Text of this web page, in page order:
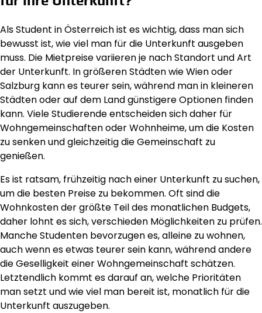
Als Student in Österreich ist es wichtig, dass man sich
bewusst ist, wie viel man für die Unterkunft ausgeben
muss. Die Mietpreise variieren je nach Standort und Art
der Unterkunft. In größeren Städten wie Wien oder
Salzburg kann es teurer sein, während man in kleineren
Städten oder auf dem Land günstigere Optionen finden
kann. Viele Studierende entscheiden sich daher für
Wohngemeinschaften oder Wohnheime, um die Kosten
zu senken und gleichzeitig die Gemeinschaft zu
genießen.
Es ist ratsam, frühzeitig nach einer Unterkunft zu suchen,
um die besten Preise zu bekommen. Oft sind die
Wohnkosten der größte Teil des monatlichen Budgets,
daher lohnt es sich, verschieden Möglichkeiten zu prüfen.
Manche Studenten bevorzugen es, alleine zu wohnen,
auch wenn es etwas teurer sein kann, während andere
die Geselligkeit einer Wohngemeinschaft schätzen.
Letztendlich kommt es darauf an, welche Prioritäten
man setzt und wie viel man bereit ist, monatlich für die
Unterkunft auszugeben.